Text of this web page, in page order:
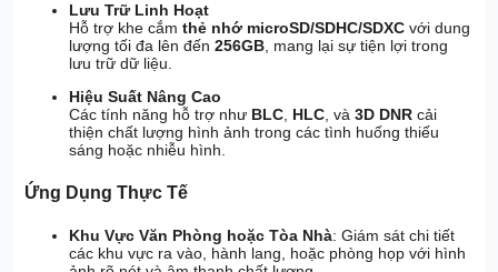
Lưu Trữ Linh Hoạt
Hỗ trợ khe cắmthẻ nhớ microSD/SDHC/SDXC với dung
lượng tối đa lên đến256GB, mang lại sự tiện lợi trong
lưu trữ dữ liệu.
Hiệu Suất Nâng Cao
Các tính năng hỗ trợ như BLC, HLC, và3D DNR cải
thiện chất lượng hình ảnh trong các tình huống thiếu
sáng hoặc nhiễu hình.
Ứng Dụng Thực Tế
Khu Vực Văn Phòng hoặc Tòa Nhà: Giám sát chi tiết
các khu vực ra vào, hành lang, hoặc phòng họp với hình